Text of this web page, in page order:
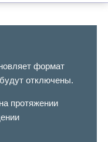
формат
отключены.
протяжении